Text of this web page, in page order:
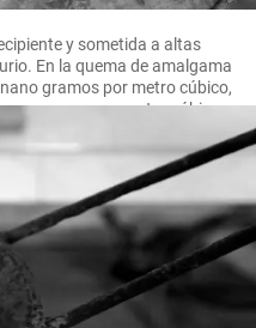
y sometida a altas
En la quema de amalgama
gramos por metro cúbico,
gramos por metro cúbico.